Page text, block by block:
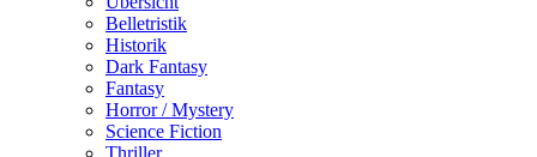
Belletristik
Historik
Dark Fantasy
Fantasy
Horror / Mystery
Science Fiction
Thriller